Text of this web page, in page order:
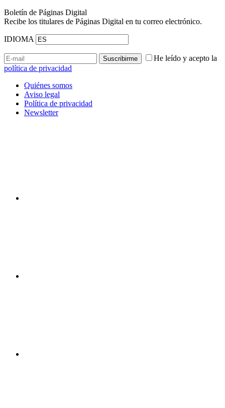
Boletín de Páginas Digital
Recibe los titulares de Páginas Digital en tu correo electrónico.
IDIOMA
He leído y acepto la
política de privacidad
Quiénes somos
Aviso legal
Política de privacidad
Newsletter